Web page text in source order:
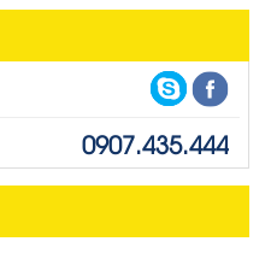
0907.435.444